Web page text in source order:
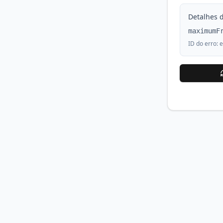
Detalhes
ID do erro: